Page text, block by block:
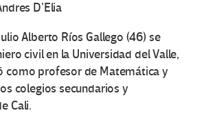
D’Elia
Alberto Ríos Gallego (46) se
civil en la Universidad del Valle,
como profesor de Matemática y
colegios secundarios y
Cali.